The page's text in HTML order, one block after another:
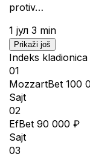
protiv…
1 јул 3 min
Prikaži još
Indeks kladionica
01
MozzartBet 100
Sajt
02
EfBet 90 000 ₽
Sajt
03